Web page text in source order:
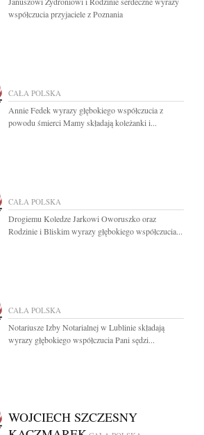
współczucia przyjaciele z Poznania
CAŁA POLSKA
Annie Fedek wyrazy głębokiego współczucia z
powodu śmierci Mamy składają koleżanki i...
CAŁA POLSKA
Drogiemu Koledze Jarkowi Oworuszko oraz
Rodzinie i Bliskim wyrazy głębokiego współczucia...
CAŁA POLSKA
Notariusze Izby Notarialnej w Lublinie składają
wyrazy głębokiego współczucia Pani sędzi...
WOJCIECH SZCZESNY